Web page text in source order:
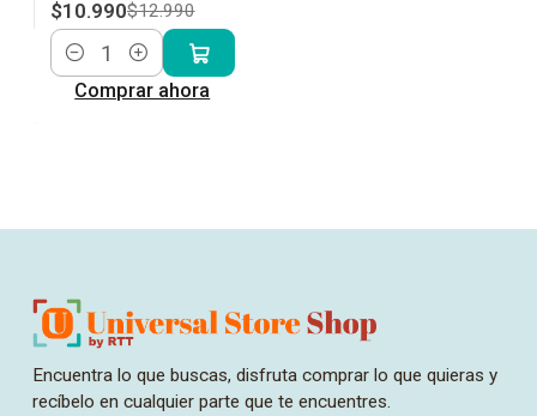
$10.990$12.990
Cantidad
Comprar ahora
Encuentra lo que buscas, disfruta comprar lo que quieras y
recíbelo en cualquier parte que te encuentres.